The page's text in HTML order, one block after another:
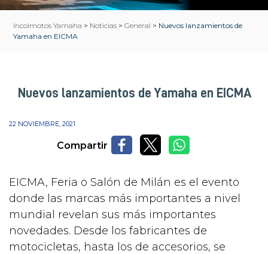
Incolmotos Yamaha > Noticias > General > Nuevos lanzamientos de
Yamaha en EICMA
Nuevos lanzamientos de Yamaha en EICMA
22 NOVIEMBRE, 2021
Compartir
EICMA, Feria o Salón de Milán es el evento
donde las marcas más importantes a nivel
mundial revelan sus más importantes
novedades. Desde los fabricantes de
motocicletas, hasta los de accesorios, se